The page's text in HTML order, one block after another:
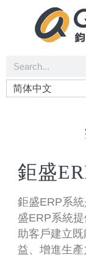
简体中文
鉅盛
鉅盛ERP系統
盛ERP系統
助客戶建立
益、增進生